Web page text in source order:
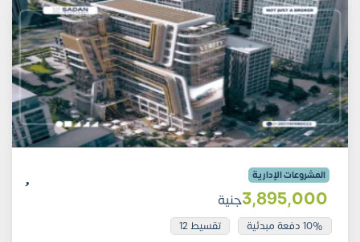
المشروعات الإدارية
3٬895٬000جنية
10% دفعة مبدئية تقسيط 12